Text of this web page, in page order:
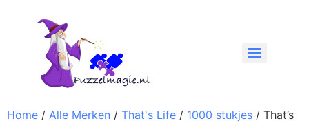
Home / Alle Merken / That's Life / 1000 stukjes / That’s